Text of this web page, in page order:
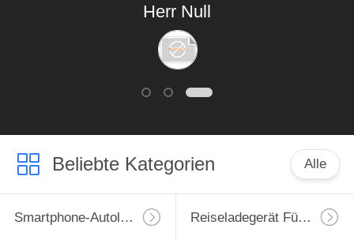
langfristige
Handelsbeziehung
mit Ihnen aufbauen.
Herr Null
Beliebte Kategorien Alle
Smartphone-Autoladegerät Reiseladegerät Für Mobiltelefone